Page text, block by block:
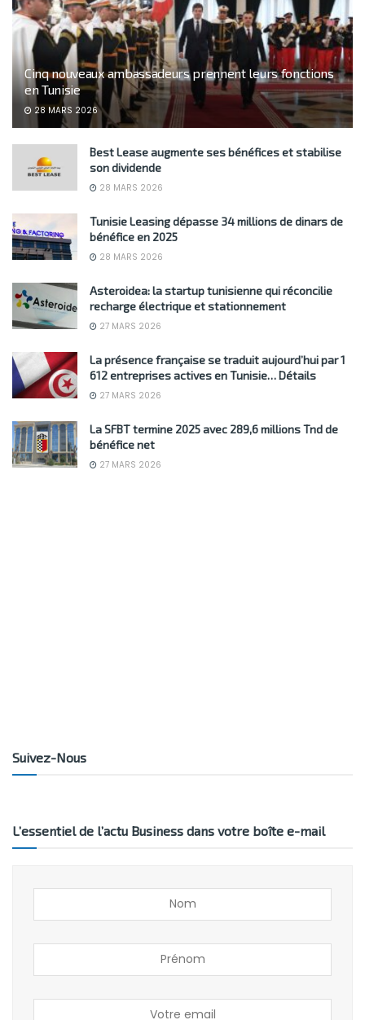
Cinq nouveaux ambassadeurs prennent leurs fonctions
en Tunisie
28 MARS 2026
Best Lease augmente ses bénéfices et stabilise
son dividende
28 MARS 2026
Tunisie Leasing dépasse 34 millions de dinars de
bénéfice en 2025
28 MARS 2026
Asteroidea: la startup tunisienne qui réconcilie
recharge électrique et stationnement
27 MARS 2026
La présence française se traduit aujourd’hui par 1
612 entreprises actives en Tunisie… Détails
27 MARS 2026
La SFBT termine 2025 avec 289,6 millions Tnd de
bénéfice net
27 MARS 2026
Suivez-Nous
L’essentiel de l’actu Business dans votre boîte e-mail